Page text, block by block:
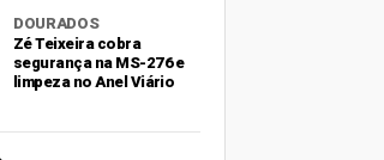
DOURADOS
Zé Teixeira cobra
segurança na MS-276 e
limpeza no Anel Viário